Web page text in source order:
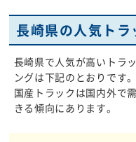
長崎県の人気ト
長崎県で人気が高いトラ
ングは下記のとおりです
国産トラックは国内外で
きる傾向にあります。